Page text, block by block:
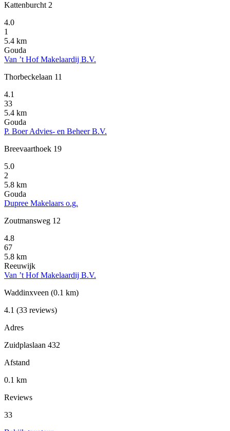
Kattenburcht 2
4.0
1
5.4 km
Gouda
Van ’t Hof Makelaardij B.V.
Thorbeckelaan 11
4.1
33
5.4 km
Gouda
P. Boer Advies- en Beheer B.V.
Breevaarthoek 19
5.0
2
5.8 km
Gouda
Dupree Makelaars o.g.
Zoutmansweg 12
4.8
67
5.8 km
Reeuwijk
Van ’t Hof Makelaardij B.V.
Waddinxveen (0.1 km)
4.1 (33 reviews)
Adres
Zuidplaslaan 432
Afstand
0.1 km
Reviews
33